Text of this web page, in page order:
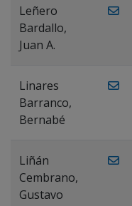
Leñero
Bardallo,
Juan A.
Linares
Barranco,
Bernabé
Liñán
Cembrano,
Gustavo